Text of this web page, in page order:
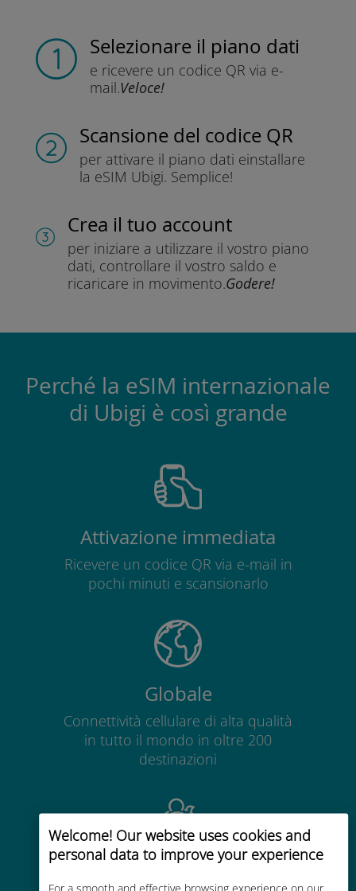
Welcome! Our website uses cookies and
personal data to improve your experience
For a smooth and effective browsing experience on our
Selezionare il piano dati
e ricevere un codice QR via e-
mail.Veloce!
Scansione del codice QR
per attivare il piano dati einstallare
la eSIM Ubigi. Semplice!
Crea il tuo account
per iniziare a utilizzare il vostro piano
dati, controllare il vostro saldo e
ricaricare in movimento.Godere!
Perché la eSIM internazionale
di Ubigi è così grande
Attivazione immediata
Ricevere un codice QR via e-mail in
pochi minuti e scansionarlo
Globale
Connettività cellulare di alta qualità
in tutto il mondo in oltre 200
destinazioni
Economico